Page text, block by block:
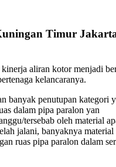
Timur
aliran kotor menjadi
kelancaranya.
banyak penutupan kategori
dalam pipa paralon yan
tersebab oleh material
jalani, banyaknya material
ruas pipa paralon dalam